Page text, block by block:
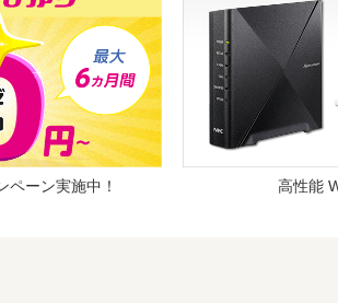
ペーン実施中！ 高性能